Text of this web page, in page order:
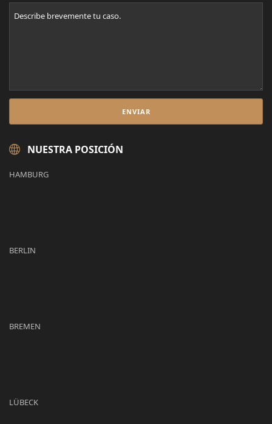
NUESTRA POSICIÓN
HAMBURG
BERLIN
BREMEN
LÜBECK